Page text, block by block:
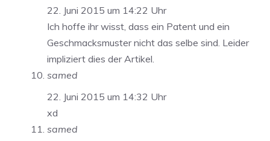
22. Juni 2015 um 14:22 Uhr
Ich hoffe ihr wisst, dass ein Patent und ein
Geschmacksmuster nicht das selbe sind. Leider
impliziert dies der Artikel.
samed
22. Juni 2015 um 14:32 Uhr
xd
samed